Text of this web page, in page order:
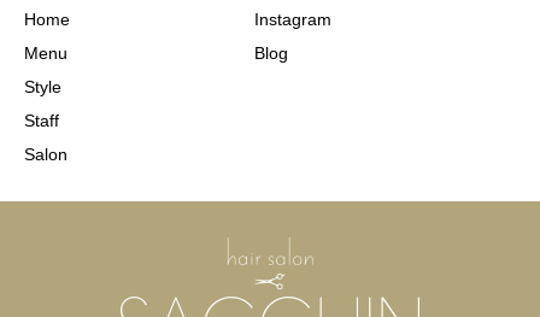
Home
Menu
Style
Staff
Salon
Instagram
Blog